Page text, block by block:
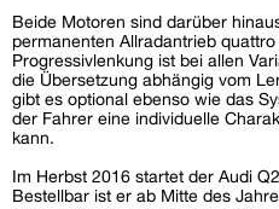
Beide Motoren sind darüber
permanenten Allradantrieb
Progressivlenkung ist bei allen
die Übersetzung abhängig vom
gibt es optional ebenso wie das
der Fahrer eine individuelle
kann.
Im Herbst 2016 startet der Audi
Bestellbar ist er ab Mitte des